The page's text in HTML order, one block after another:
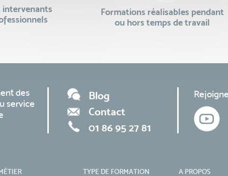
intervenants
Formations réalisables pendant
ou hors temps de travail
des
service
Blog
Contact
01 86 95 27 81
TYPE DE FORMATION A PROPOS